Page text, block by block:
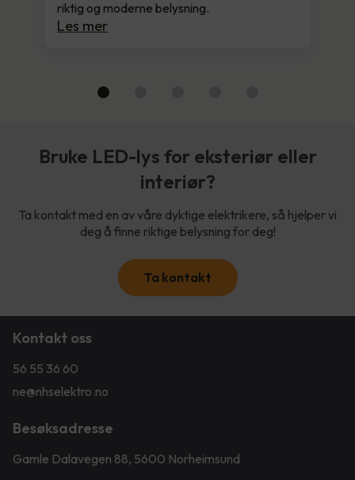
riktig og moderne belysning.
Les mer
Bruke LED-lys for eksteriør eller
interiør?
Ta kontakt med en av våre dyktige elektrikere, så hjelper vi
deg å finne riktige belysning for deg!
Ta kontakt
Kontakt oss
56 55 36 60
ne@nhselektro.no
Besøksadresse
Gamle Dalavegen 88, 5600 Norheimsund